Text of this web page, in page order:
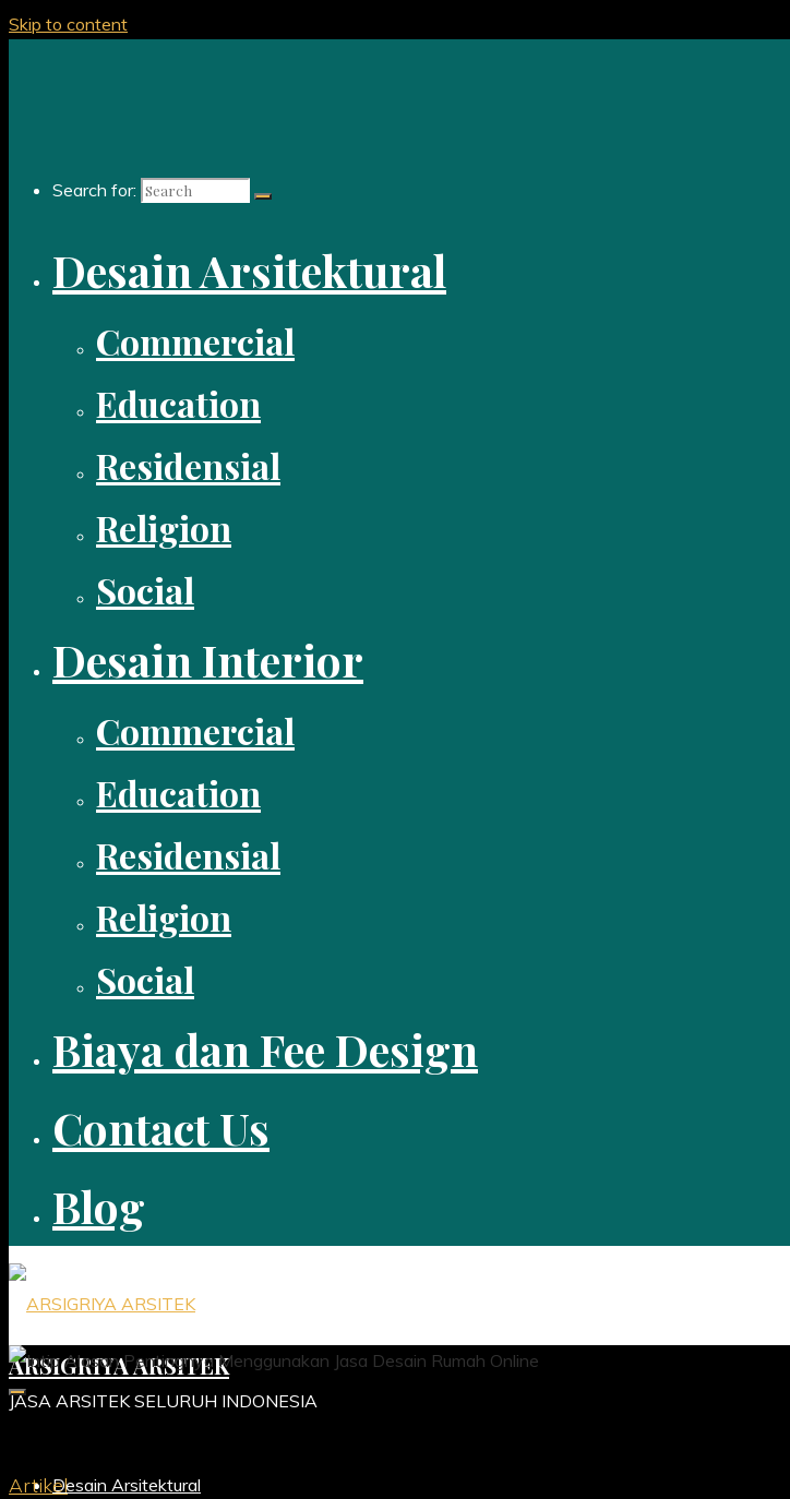
Skip to content
Search for:
Desain Arsitektural
Commercial
Education
Residensial
Religion
Social
Desain Interior
Commercial
Education
Residensial
Religion
Social
Biaya dan Fee Design
Contact Us
Blog
ARSIGRIYA ARSITEK
JASA ARSITEK SELURUH INDONESIA
Desain Arsitektural
Artikel